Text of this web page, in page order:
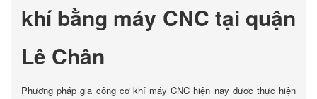
khí bằng máy CNC tại quận
Lê Chân
Phương pháp gia công cơ khí máy CNC hiện nay được thực hiện